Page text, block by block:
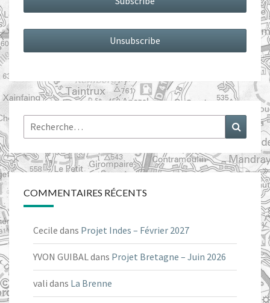
Rechercher :
COMMENTAIRES RÉCENTS
Cecile dans Projet Indes – Février 2027
YVON GUIBALdans Projet Bretagne – Juin 2026
vali dans La Brenne